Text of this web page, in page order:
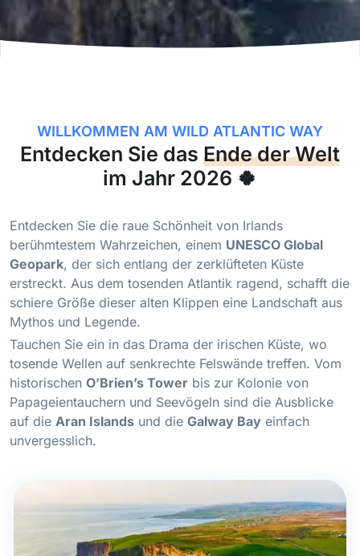
WILLKOMMEN AM WILD ATLANTIC WAY
Entdecken Sie das Ende der Welt
im Jahr 2026 🍀
Entdecken Sie die raue Schönheit von Irlands
berühmtestem Wahrzeichen, einem UNESCO Global
Geopark, der sich entlang der zerklüfteten Küste
erstreckt. Aus dem tosenden Atlantik ragend, schafft die
schiere Größe dieser alten Klippen eine Landschaft aus
Mythos und Legende.
Tauchen Sie ein in das Drama der irischen Küste, wo
tosende Wellen auf senkrechte Felswände treffen. Vom
historischen O’Brien’s Tower bis zur Kolonie von
Papageientauchern und Seevögeln sind die Ausblicke
auf die Aran Islands und die Galway Bay einfach
unvergesslich.